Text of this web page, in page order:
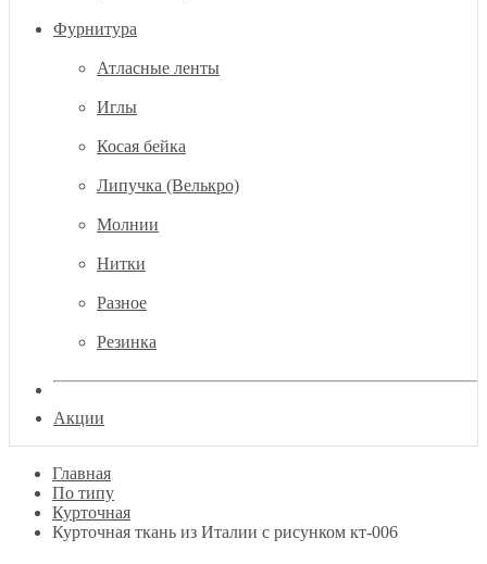
Фурнитура
Атласные ленты
Иглы
Косая бейка
Липучка (Велькро)
Молнии
Нитки
Разное
Резинка
Акции
Главная
По типу
Курточная
Курточная ткань из Италии с рисунком кт-006